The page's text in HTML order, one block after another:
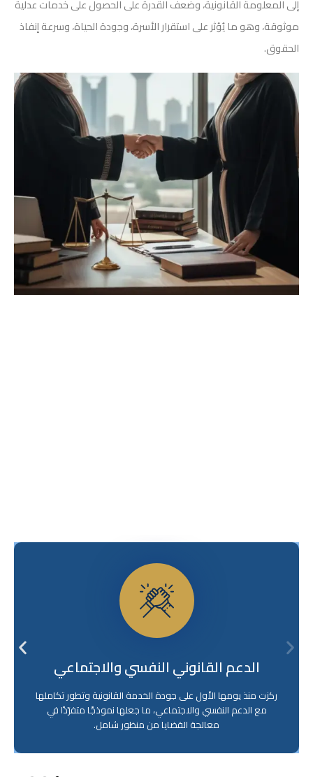
إلى المعلومة القانونية، وضعف القدرة على الحصول على خدمات عدلية
موثوقة، وهو ما يُؤثر على استقرار الأسرة، وجودة الحياة، وسرعة إنفاذ
الحقوق.
الدعم القانوني النفسي والاجتماعي
ركزت منذ يومها الأول على جودة الخدمة القانونية وتطور تكاملها
مع الدعم النفسي والاجتماعي، ما جعلها نموذجًا متفرّدًا في
معالجة القضايا من منظور شامل.